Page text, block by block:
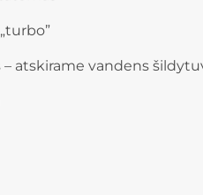
– atskirame vandens